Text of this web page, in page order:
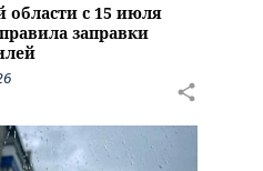
области с 15 июля
заправки